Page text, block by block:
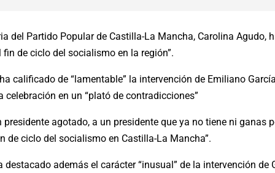
del Partido Popular de Castilla-La Mancha, Carolina Agudo,
de ciclo del socialismo en la región”.
calificado de “lamentable” la intervención de Emiliano
en un “plató de contradicciones”
agotado, a un presidente que ya no tiene ni ganas
de ciclo del socialismo en Castilla-La Mancha”.
además el carácter “inusual” de la intervención de